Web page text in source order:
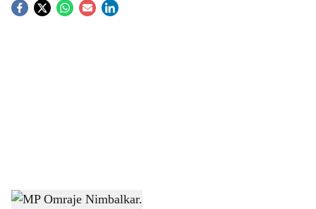
S
MP Omraje Nimbalkar.-Sarkarnama